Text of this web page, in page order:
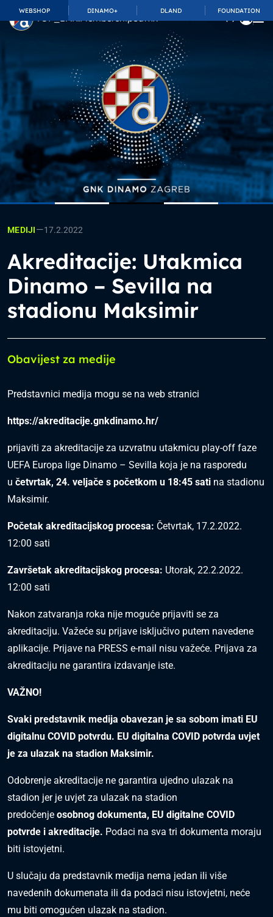
WEBSHOP DINAMO+ DLAND FOUNDATION
TOP_BAR.MembershipSuffix
MEDIJI—17.2.2022
Akreditacije: Utakmica
Dinamo – Sevilla na
stadionu Maksimir
Obavijest za medije
Predstavnici medija mogu se na web stranici
https://akreditacije.gnkdinamo.hr/
prijaviti za akreditacije za uzvratnu utakmicu play-off faze
UEFA Europa lige Dinamo – Sevilla koja je na rasporedu
u četvrtak, 24. veljače s početkom u 18:45 sati na stadionu
Maksimir.
Početak akreditacijskog procesa: Četvrtak, 17.2.2022.
12:00 sati
Završetak akreditacijskog procesa: Utorak, 22.2.2022.
12:00 sati
Nakon zatvaranja roka nije moguće prijaviti se za
akreditaciju. Važeće su prijave isključivo putem navedene
aplikacije. Prijave na PRESS e-mail nisu važeće. Prijava za
akreditaciju ne garantira izdavanje iste.
VAŽNO!
Svaki predstavnik medija obavezan je sa sobom imati EU
digitalnu COVID potvrdu. EU digitalna COVID potvrda uvjet
je za ulazak na stadion Maksimir.
Odobrenje akreditacije ne garantira ujedno ulazak na
stadion jer je uvjet za ulazak na stadion
predočenje osobnog dokumenta, EU digitalne COVID
potvrde i akreditacije. Podaci na sva tri dokumenta moraju
biti istovjetni.
U slučaju da predstavnik medija nema jedan ili više
navedenih dokumenata ili da podaci nisu istovjetni, neće
mu biti omogućen ulazak na stadion.